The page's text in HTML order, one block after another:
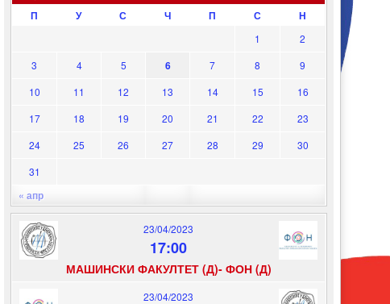
П
У С Ч П С Н
« апр
1
2
3
4 5 6 7 8
9
10
11 12 13 14 15
16
17
18 19 20 21 22
23
24
25 26 27 28 29
30
31
23/04/2023
17:00
МАШИНСКИ ФАКУЛТЕТ (Д)- ФОН (Д)
23/04/2023